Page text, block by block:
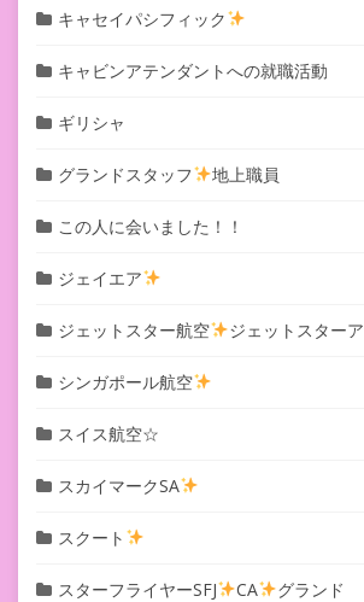
キャセイパシフィック
キャビンアテンダントへの就職活動
ギリシャ
グランドスタッフ 地上職員
この人に会いました！！
ジェイエア
ジェットスター航空 ジェットスター
シンガポール航空
スイス航空☆
スカイマークSA
スクート
スターフライヤーSFJ CA グランド